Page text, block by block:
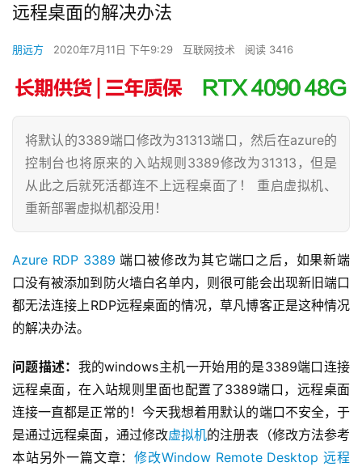
远程桌面的解决办法
朋远方 2020年7月11日 下午9:29 互联网技术 阅读 3416
将默认的3389端口修改为31313端口，然后在azure的
控制台也将原来的入站规则3389修改为31313，但是
从此之后就死活都连不上远程桌面了！ 重启虚拟机、
重新部署虚拟机都没用！
Azure RDP 3389 端口被修改为其它端口之后，如果新端
口没有被添加到防火墙白名单内，则很可能会出现新旧端口
都无法连接上RDP远程桌面的情况，草凡博客正是这种情况
的解决办法。
问题描述： 我的windows主机一开始用的是3389端口连接
远程桌面，在入站规则里面也配置了3389端口，远程桌面
连接一直都是正常的！今天我想着用默认的端口不安全，于
是通过远程桌面，通过修改虚拟机的注册表（修改方法参考
本站另外一篇文章：修改Window Remote Desktop 远程